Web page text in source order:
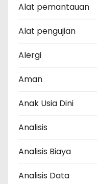
Alat pemantauan
Alat pengujian
Alergi
Aman
Anak Usia Dini
Analisis
Analisis Biaya
Analisis Data